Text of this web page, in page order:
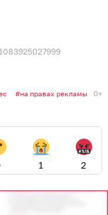
на правах рекламы 0+
1 2